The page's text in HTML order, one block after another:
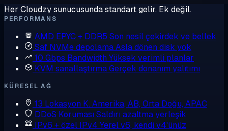
Her Cloudzy sunucusunda standart gelir. Ek değil.
PERFORMANS
AMD EPYC + DDR5 Son nesil çekirdek ve bellek
Saf NVMe depolamaAsla dönen disk yok
10 Gbps Bandwidth Yüksek verimli planlar
KVM sanallaştırmaGerçek donanım yalıtımı
KÜRESEL AĞ
13 Lokasyon K. Amerika, AB, Orta Doğu, APAC
DDoS Koruması Saldırı azaltma yerleşik
IPv6 + özel IPv4 Yerel v6, kendi v4'ünüz